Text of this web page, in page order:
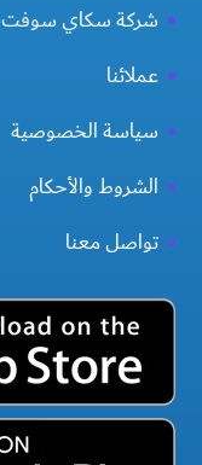
شركة سكاي سوفت Skysoft
عملائنا
سياسة الخصوصية
الشروط والأحكام
تواصل معنا